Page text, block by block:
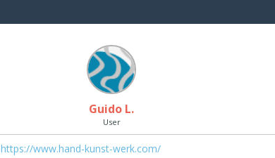
Guido L.
User
https://www.hand-kunst-werk.com/